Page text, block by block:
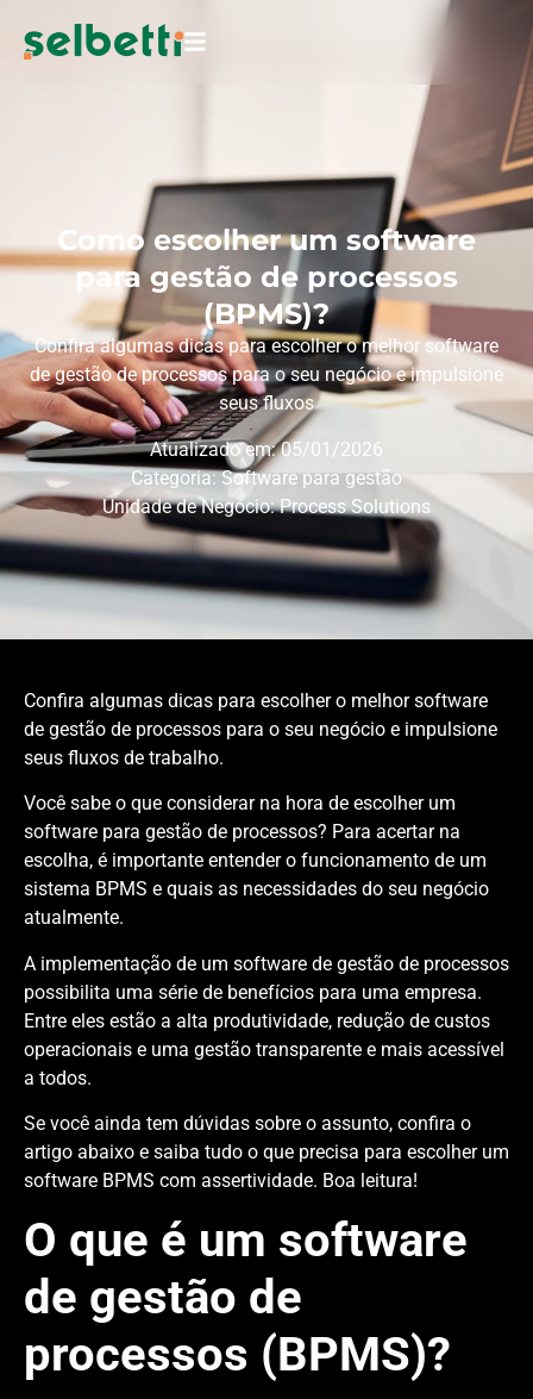
Como escolher um software
para gestão de processos
(BPMS)?
Confira algumas dicas para escolher o melhor software
de gestão de processos para o seu negócio e impulsione
seus fluxos
Atualizado em: 05/01/2026
Categoria:Software para gestão
Unidade de Negócio:Process Solutions
Confira algumas dicas para escolher o melhor software
de gestão de processos para o seu negócio e impulsione
seus fluxos de trabalho.
Você sabe o que considerar na hora de escolher um
software para gestão de processos? Para acertar na
escolha, é importante entender o funcionamento de um
sistema BPMS e quais as necessidades do seu negócio
atualmente.
A implementação de um software de gestão de processos
possibilita uma série de benefícios para uma empresa.
Entre eles estão a alta produtividade, redução de custos
operacionais e uma gestão transparente e mais acessível
a todos.
Se você ainda tem dúvidas sobre o assunto, confira o
artigo abaixo e saiba tudo o que precisa para escolher um
software BPMS com assertividade. Boa leitura!
O que é um software
de gestão de
processos (BPMS)?